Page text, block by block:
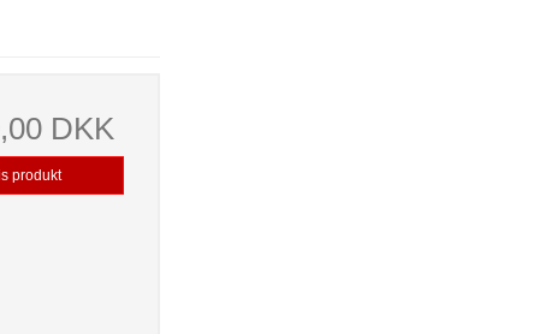
DKK
produkt